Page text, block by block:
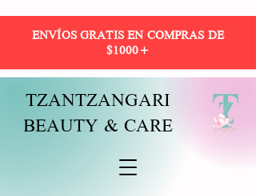
ENVÍOS GRATIS EN COMPRAS DE
$1000+
TZANTZANGARI
BEAUTY & CARE